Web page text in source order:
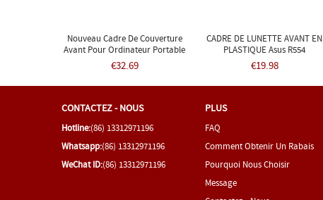
Nouveau Cadre De Couverture
Avant Pour Ordinateur Portable
HP Envy X360 15-BP 15M-BP
€32.69
CADRE DE LUNETTE AVANT EN
PLASTIQUE Asus R554
€19.98
CONTACTEZ - NOUS
Hotline:(86) 13312971196
Whatsapp:(86) 13312971196
WeChat ID:(86) 13312971196
PLUS
FAQ
Comment Obtenir Un Rabais
Pourquoi Nous Choisir
Message